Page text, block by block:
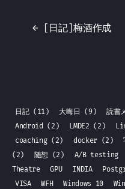
← [日記]梅酒作成
日記 (11) 大晦日 (9) 読書
Android (2) LMDE2 (2)
coaching (2) docker (2)
(2)
随想 (2) A/B testing
Theatre
GPU INDIA
VISA
WFH Windows 10